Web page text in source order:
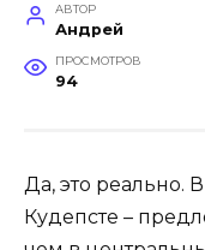
АВТОР
Андрей
ПРОСМОТРОВ
94
Да, это реально.
Кудепсте –